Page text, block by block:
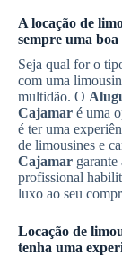
A locação de
sempre uma boa
Seja qual for o
com uma
multidão. O
Cajamar é uma
é ter uma
de limousines e
Cajamar
profissional
luxo ao seu
Locação de
tenha uma